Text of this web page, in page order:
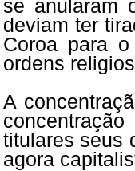
se anularam
deviam ter
Coroa para
ordens
A
titulares seus
agora